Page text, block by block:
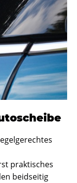
praktisches
beidseitig